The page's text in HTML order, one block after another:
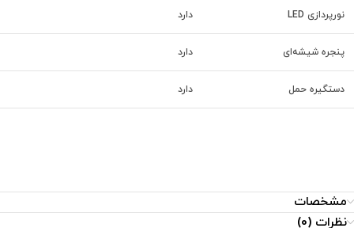
نورپردازی LED دارد
پنجره شیشه‌ای دارد
دستگیره حمل دارد
مشخصات
نظرات (0)